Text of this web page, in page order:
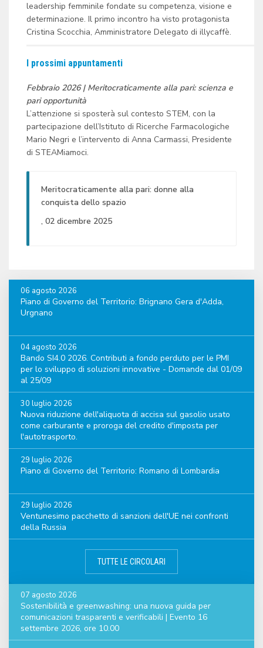
leadership femminile fondate su competenza, visione e
determinazione. Il primo incontro ha visto protagonista
Cristina Scocchia, Amministratore Delegato di illycaffè.
I prossimi appuntamenti
Febbraio 2026 | Meritocraticamente alla pari: scienza e
pari opportunità
L’attenzione si sposterà sul contesto STEM, con la
partecipazione dell’Istituto di Ricerche Farmacologiche
Mario Negri e l’intervento di Anna Carmassi, Presidente
di STEAMiamoci.
Meritocraticamente alla pari: donne alla
conquista dello spazio
, 02 dicembre 2025
06 agosto 2026
Piano di Governo del Territorio: Brignano Gera d'Adda,
Urgnano
04 agosto 2026
Bando SI4.0 2026. Contributi a fondo perduto per le PMI
per lo sviluppo di soluzioni innovative - Domande dal 01/09
al 25/09
30 luglio 2026
Nuova riduzione dell'aliquota di accisa sul gasolio usato
come carburante e proroga del credito d'imposta per
l'autotrasporto.
29 luglio 2026
Piano di Governo del Territorio: Romano di Lombardia
29 luglio 2026
Ventunesimo pacchetto di sanzioni dell'UE nei confronti
della Russia
TUTTE LE CIRCOLARI
07 agosto 2026
Sostenibilità e greenwashing: una nuova guida per
comunicazioni trasparenti e verificabili | Evento 16
settembre 2026, ore 10.00